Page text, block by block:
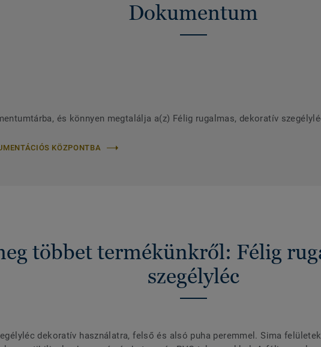
Dokumentum
és könnyen megtalálja a(z) Félig rugalmas, dekoratív
KÖZPONTBA
többet termékünkről: Félig
szegélyléc
dekoratív használatra, felső és alsó puha peremmel. Sima